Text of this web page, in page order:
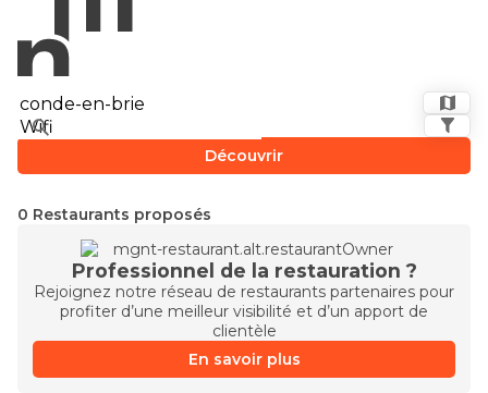
Découvrir
0 Restaurants proposés
Professionnel de la restauration ?
Rejoignez notre réseau de restaurants partenaires pour
profiter d’une meilleur visibilité et d’un apport de
clientèle
En savoir plus